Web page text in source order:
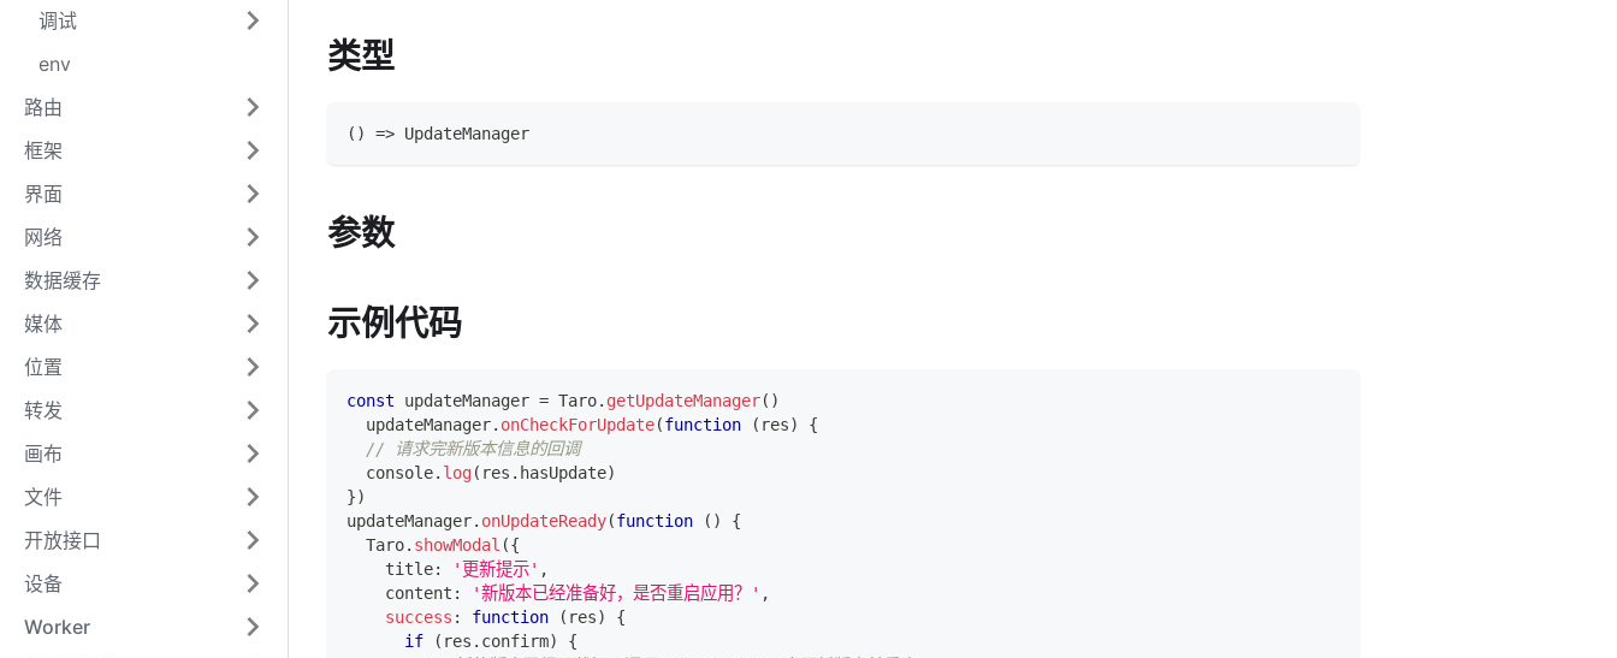
调试
env
路由
框架
界面
网络
数据缓存
媒体
位置
转发
画布
文件
开放接口
设备
Worker
类型
( ) => UpdateManager
参数
示例代码
const updateManager = Taro. getUpdateManager( )
  updateManager
. onCheckForUpdate(function ( res)
{
// 请求完新版本信息的回调
console. log( res . hasUpdate)
})
updateManager. onUpdateReady(function ( )
{
Taro. showModal ({
    title
: '更新提示' ,
    content
: '新版本已经准备好，是否重启应用？' ,
success : function ( res)
{
if
( res . confirm)
{